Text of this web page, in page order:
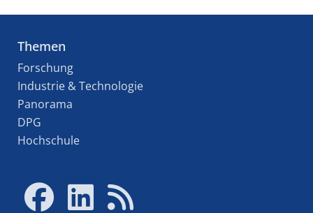
Themen
Forschung
Industrie & Technologie
Panorama
DPG
Hochschule